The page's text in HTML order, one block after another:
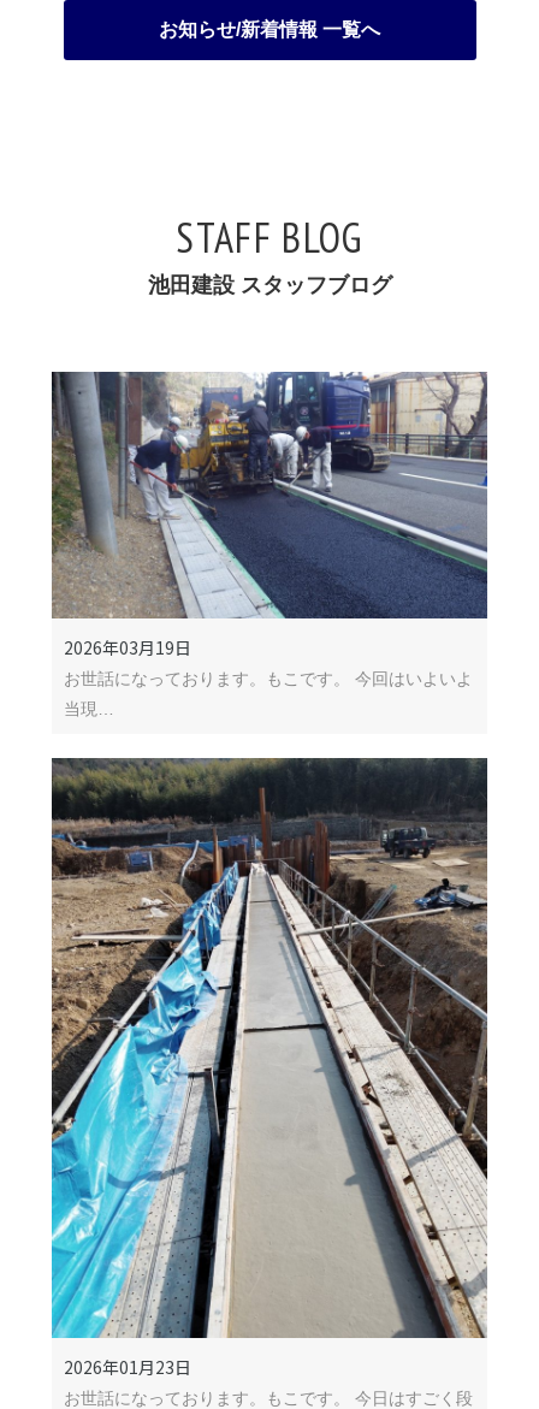
お知らせ/新着情報 一覧へ
STAFF BLOG
池田建設 スタッフブログ
2026年03月19日
お世話になっております。もこです。 今回はいよいよ
当現…
2026年01月23日
お世話になっております。もこです。 今日はすごく段